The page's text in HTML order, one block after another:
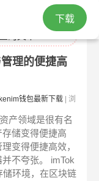
下载
理的便捷高
钱包最新下载 | 浏
产领域是很有名
储变得便捷高
变得便捷高效，
不夸张。 imTok
环境，在区块链